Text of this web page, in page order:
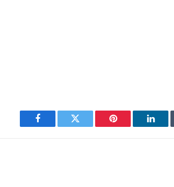
Facebook Twitter Pinterest